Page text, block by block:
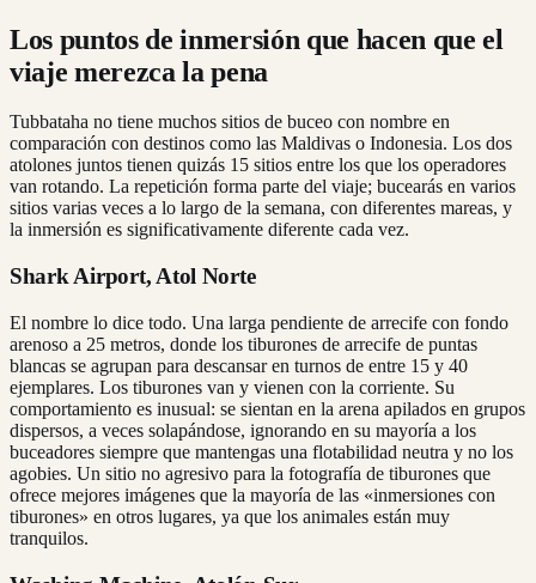
Los puntos de inmersión que hacen que el
viaje merezca la pena
Tubbataha no tiene muchos sitios de buceo con nombre en
comparación con destinos como las Maldivas o Indonesia. Los dos
atolones juntos tienen quizás 15 sitios entre los que los operadores
van rotando. La repetición forma parte del viaje; bucearás en varios
sitios varias veces a lo largo de la semana, con diferentes mareas, y
la inmersión es significativamente diferente cada vez.
Shark Airport, Atol Norte
El nombre lo dice todo. Una larga pendiente de arrecife con fondo
arenoso a 25 metros, donde los tiburones de arrecife de puntas
blancas se agrupan para descansar en turnos de entre 15 y 40
ejemplares. Los tiburones van y vienen con la corriente. Su
comportamiento es inusual: se sientan en la arena apilados en grupos
dispersos, a veces solapándose, ignorando en su mayoría a los
buceadores siempre que mantengas una flotabilidad neutra y no los
agobies. Un sitio no agresivo para la fotografía de tiburones que
ofrece mejores imágenes que la mayoría de las «inmersiones con
tiburones» en otros lugares, ya que los animales están muy
tranquilos.